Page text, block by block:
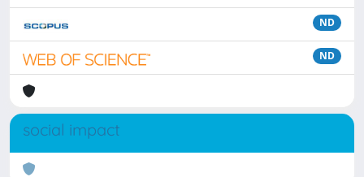
ND
ND
social impact